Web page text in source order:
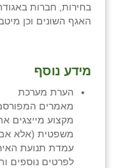
בחירות, חברות
האגף השונים וכן
מידע נוסף
הערת מערכת
מאמרים
מקצוע מייצגים
משפטית (אלא אם
עמדת תנועת
לפרטים נוספים
שדמה
תלמי יוסף
בוסתן הגליל